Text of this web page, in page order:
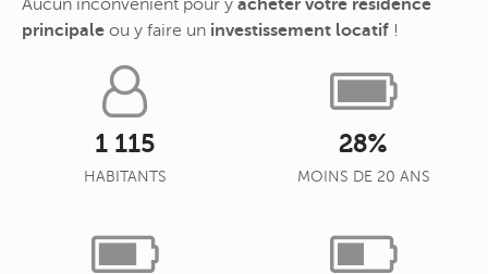
Aucun inconvénient pour y acheter votre résidence
principale ou y faire un investissement locatif !
1 115
HABITANTS
28%
MOINS DE 20 ANS